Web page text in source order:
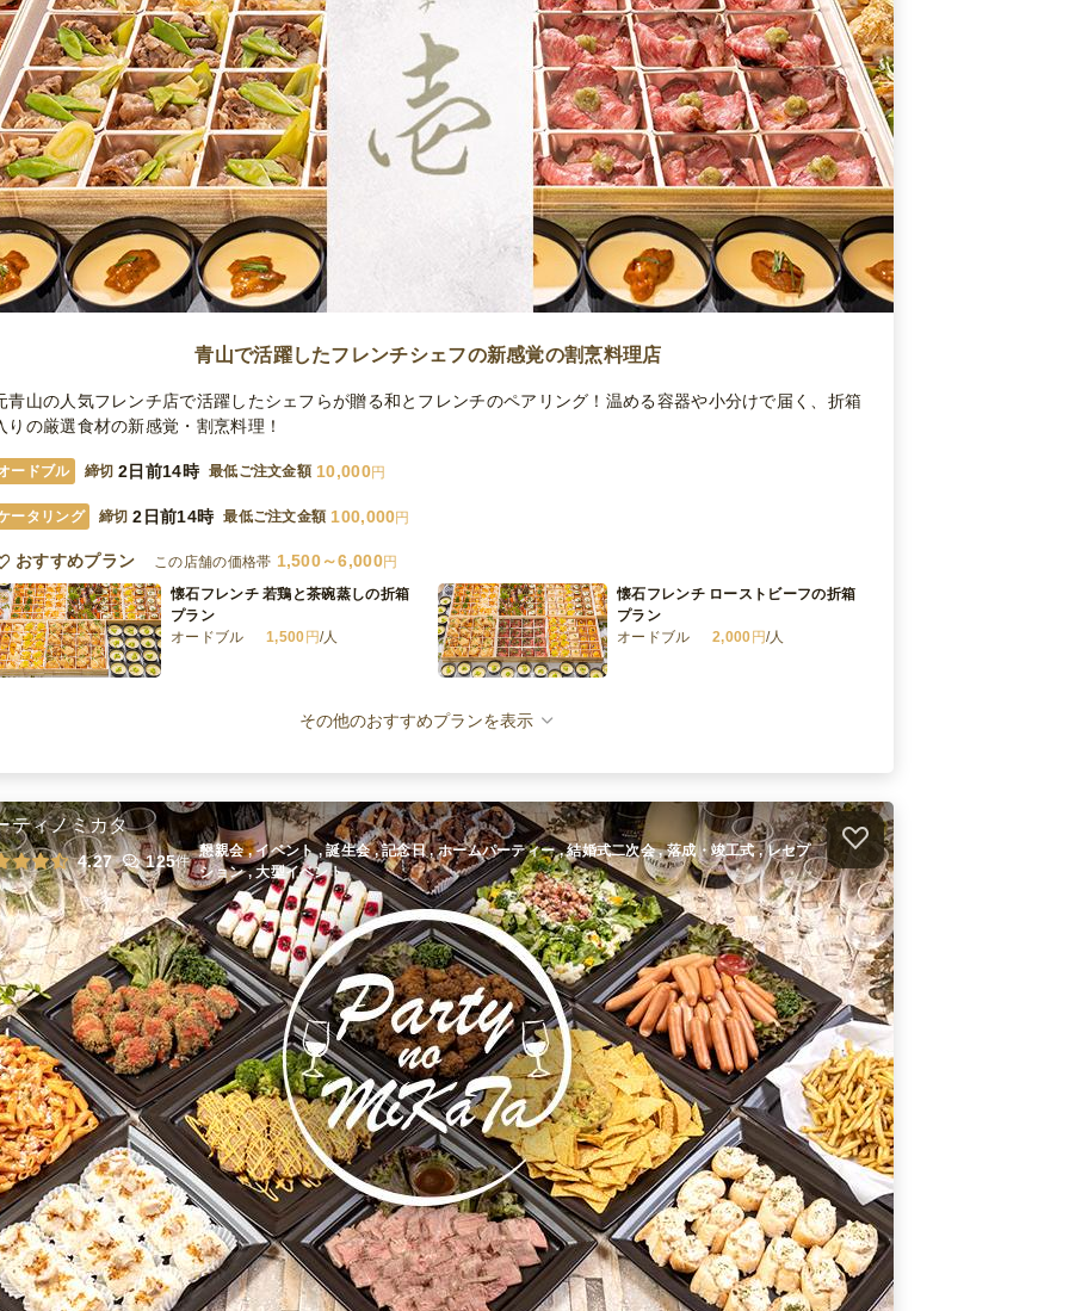
全てのプランを見る（12件）
青山で活躍したフレンチシェフの新感覚の割烹料理店
青山の人気フレンチ店で活躍したシェフらが贈る和とフレンチのペアリング！温める容器や小分けで届く、折箱
りの厳選食材の新感覚・割烹料理！
ードブル 締切 2日前14時 最低ご注文金額 10,000円
ータリング 締切 2日前14時 最低ご注文金額 100,000円
おすすめプラン この店舗の価格帯 1,500～6,000円
懐石フレンチ 若鶏と茶碗蒸しの折箱
プラン
オードブル
1,500 円/人
懐石フレンチ ローストビーフの折箱
プラン
オードブル
2,000 円/人
2,500円/人
懐石フレンチ壱 小分け 特別懐石プラ
ン
オードブル
4,500円/人
≪個食≫懐石 ローストビーフと雲丹
の茶碗蒸しコース
オードブル
2,500円/人
≪個食≫懐石フレンチ ローストビー
フとお魚2種のメインコース
オードブル
4,000円/人
≪個食≫懐石 温製・黒毛和牛赤ワイ
ン味噌煮込みコース
オードブル
5,000円/人
全てのプランを見る（13件）
その他のおすすめプランを表示
ティノミカタ
4.27 125件
懇親会 , イベント , 誕生会 , 記念日 , ホームパーティー , 結婚式二次会 , 落成・竣工式 , レセプ
ション , 大型イベント